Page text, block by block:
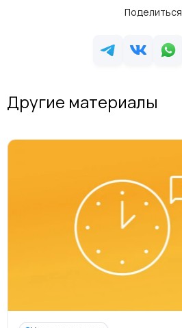
Поделиться
Другие материалы